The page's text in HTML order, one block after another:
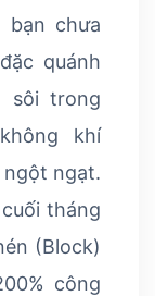
bạn chưa
quánh
sôi trong
khí
ngạt.
tháng
(Block)
công